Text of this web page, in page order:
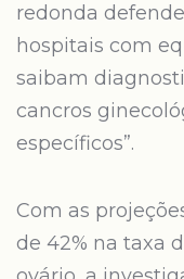
redonda
hospitais com
saibam
cancros
específicos”.
Com as
de 42% na taxa